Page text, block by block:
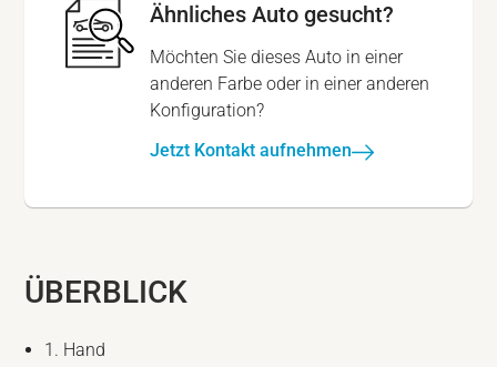
Ähnliches Auto gesucht?
Möchten Sie dieses Auto in einer
anderen Farbe oder in einer anderen
Konfiguration?
Jetzt Kontakt aufnehmen
ÜBERBLICK
1. Hand